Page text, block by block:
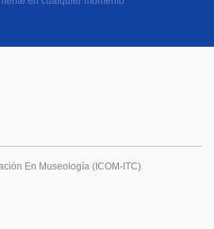
En Museología (ICOM-ITC)